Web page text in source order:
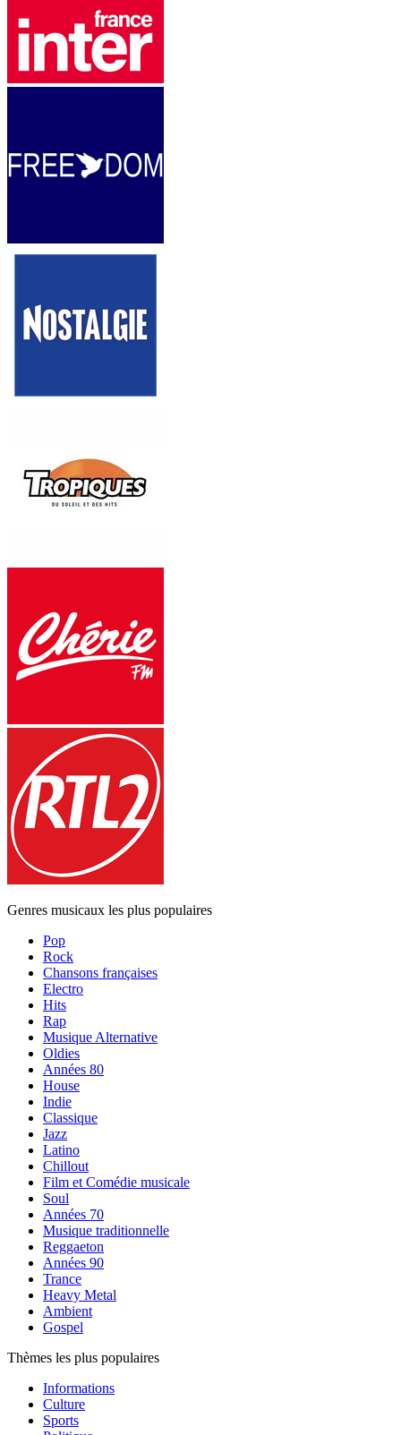
Genres musicaux les plus populaires
Pop
Rock
Chansons françaises
Electro
Hits
Rap
Musique Alternative
Oldies
Années 80
House
Indie
Classique
Jazz
Latino
Chillout
Film et Comédie musicale
Soul
Années 70
Musique traditionnelle
Reggaeton
Années 90
Trance
Heavy Metal
Ambient
Gospel
Thèmes les plus populaires
Informations
Culture
Sports